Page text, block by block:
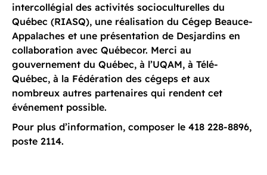
intercollégial des activités socioculturelles du
Québec (RIASQ), une réalisation du Cégep Beauce-
Appalaches et une présentation de Desjardins en
collaboration avec Québecor. Merci au
gouvernement du Québec, à l’UQAM, à Télé-
Québec, à la Fédération des cégeps et aux
nombreux autres partenaires qui rendent cet
événement possible.
Pour plus d’information, composer le 418 228-8896,
poste 2114.